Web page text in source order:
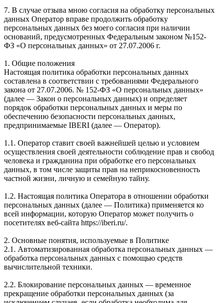
7. В случае отзыва мною согласия на обработку персональных
данных Оператор вправе продолжить обработку
персональных данных без моего согласия при наличии
оснований, предусмотренных Федеральным законом №152-
ФЗ «О персональных данных» от 27.07.2006 г.
1. Общие положения
Настоящая политика обработки персональных данных
составлена в соответствии с требованиями Федерального
закона от 27.07.2006. № 152-ФЗ «О персональных данных»
(далее — Закон о персональных данных) и определяет
порядок обработки персональных данных и меры по
обеспечению безопасности персональных данных,
предпринимаемые IBERI (далее — Оператор).
1.1. Оператор ставит своей важнейшей целью и условием
осуществления своей деятельности соблюдение прав и свобод
человека и гражданина при обработке его персональных
данных, в том числе защиты прав на неприкосновенность
частной жизни, личную и семейную тайну.
1.2. Настоящая политика Оператора в отношении обработки
персональных данных (далее — Политика) применяется ко
всей информации, которую Оператор может получить о
посетителях веб-сайта https://iberi.ru/.
2. Основные понятия, используемые в Политике
2.1. Автоматизированная обработка персональных данных —
обработка персональных данных с помощью средств
вычислительной техники.
2.2. Блокирование персональных данных — временное
прекращение обработки персональных данных (за